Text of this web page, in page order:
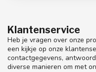
Klantenservice
Heb je vragen over onze
een kijkje op onze
contactgegevens,
diverse manieren om met